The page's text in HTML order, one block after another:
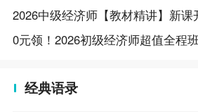
经典语录